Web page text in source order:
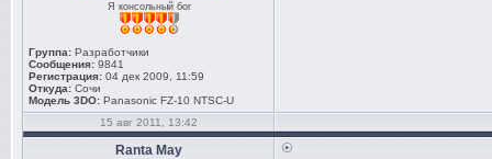
Я консольный бог
Группа: Разработчики
Сообщения: 9841
Регистрация: 04 дек 2009, 11:59
Откуда: Сочи
Модель 3DO: Panasonic FZ-10 NTSC-U
15 авг 2011, 13:42
Ranta May